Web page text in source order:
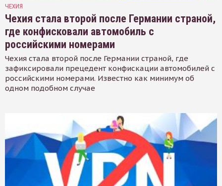
ЧЕХИЯ
Чехия стала второй после Германии страной,
где конфисковали автомобиль с
российскими номерами
Чехия стала второй после Германии страной, где
зафиксировали прецедент конфискации автомобилей с
российскими номерами. Известно как минимум об
одном подобном случае